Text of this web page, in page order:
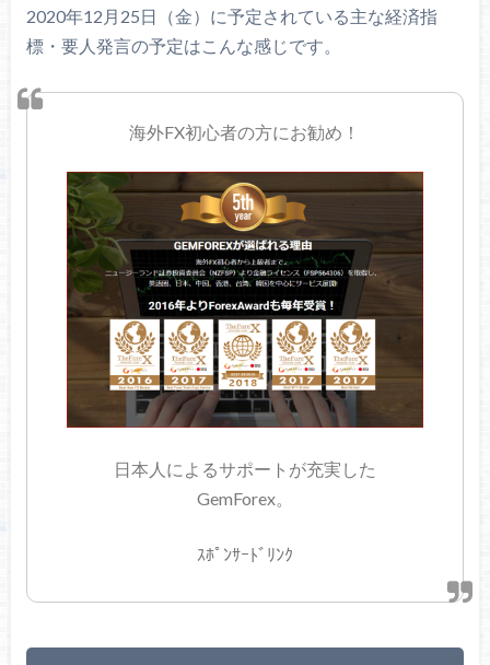
2020年12月25日（金）に予定されている主な経済指
標・要人発言の予定はこんな感じです。
海外FX初心者の方にお勧め！
日本人によるサポートが充実した
GemForex。
ｽﾎﾟﾝｻｰﾄﾞﾘﾝｸ